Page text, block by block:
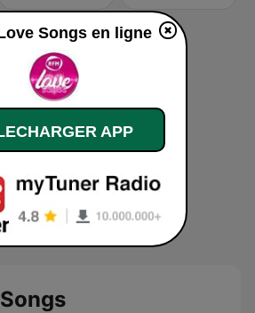
Songs en ligne
APP